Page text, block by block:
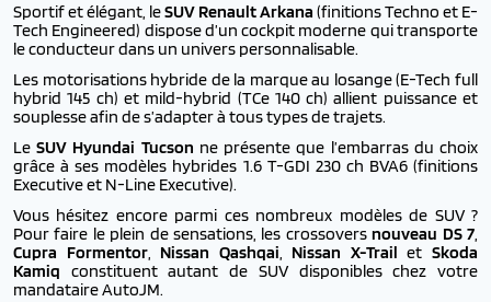
Sportif et élégant, leSUV Renault Arkana (finitions Techno et E-
Tech Engineered) dispose d’un cockpit moderne qui transporte
le conducteur dans un univers personnalisable.
Les motorisations hybride de la marque au losange (E-Tech full
hybrid 145 ch) et mild-hybrid (TCe 140 ch) allient puissance et
souplesse afin de s’adapter à tous types de trajets.
LeSUV Hyundai Tucson ne présente que l’embarras du choix
grâce à ses modèles hybrides 1.6 T-GDI 230 ch BVA6 (finitions
Executive et N-Line Executive).
Vous hésitez encore parmi ces nombreux modèles de SUV ?
Pour faire le plein de sensations, les crossoversnouveau DS 7,
Cupra Formentor, Nissan Qashqai, Nissan X-TrailetSkoda
Kamiq constituent autant de SUV disponibles chez votre
mandataire AutoJM.